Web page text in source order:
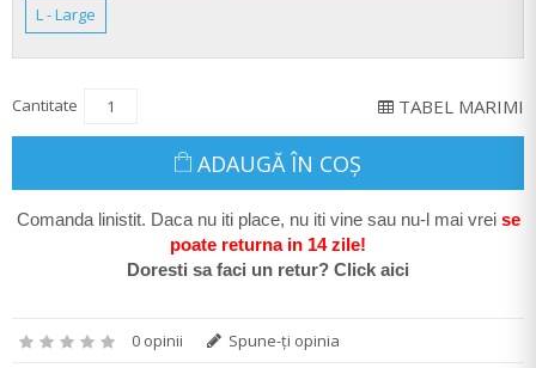
L - Large
Cantitate TABEL MARIMI
ADAUGĂ ÎN COŞ
Comanda linistit. Daca nu iti place, nu iti vine sau nu-l mai vrei se
poate returna in 14 zile!
Doresti sa faci un retur? Click aici
0 opinii Spune-ţi opinia